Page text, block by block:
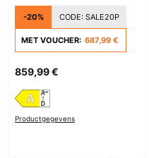
Vintage Crème
-20% CODE: SALE20P
MET VOUCHER: 687,99 €
859,99 €
Productgegevens